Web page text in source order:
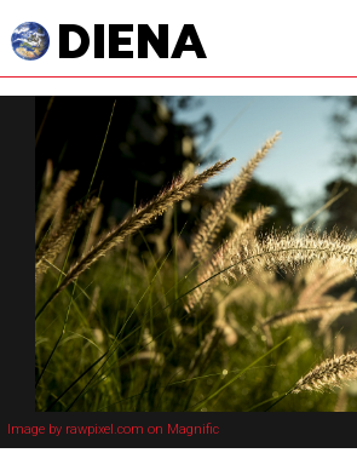
Image by rawpixel.com on Magnific